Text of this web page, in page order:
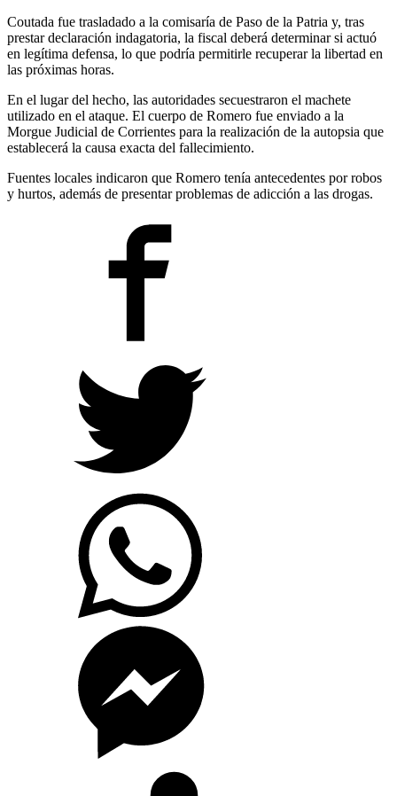
Coutada fue trasladado a la comisaría de Paso de la Patria y, tras
prestar declaración indagatoria, la fiscal deberá determinar si actuó
en legítima defensa, lo que podría permitirle recuperar la libertad en
las próximas horas.
En el lugar del hecho, las autoridades secuestraron el machete
utilizado en el ataque. El cuerpo de Romero fue enviado a la
Morgue Judicial de Corrientes para la realización de la autopsia que
establecerá la causa exacta del fallecimiento.
Fuentes locales indicaron que Romero tenía antecedentes por robos
y hurtos, además de presentar problemas de adicción a las drogas.